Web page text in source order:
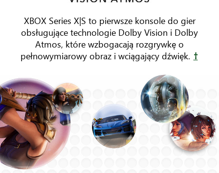
fale
dźwiękowe
odbijają
się
pomieszczeniu,
funkcję
trójwymiarowego
dźwięku
przestrzennego
XBOX Series X|S to pierwsze konsole do gier
obsługujące technologie Dolby Vision i Dolby
Atmos, które wzbogacają rozgrywkę o
pełnowymiarowy obraz i wciągający dźwięk. †